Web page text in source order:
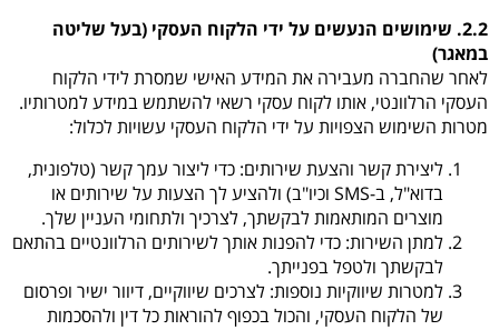
2.2. שימושים הנעשים על ידי הלקוח העסקי (בעל שליטה
במאגר)
לאחר שהחברה מעבירה את המידע האישי שמסרת לידי הלקוח
העסקי הרלוונטי, אותו לקוח עסקי רשאי להשתמש במידע למטרותיו.
מטרות השימוש הצפויות על ידי הלקוח העסקי עשויות לכלול:
ליצירת קשר והצעת שירותים: כדי ליצור עמך קשר (טלפונית,
בדוא"ל, ב-SMS וכיו"ב) ולהציע לך הצעות על שירותים או
מוצרים המותאמות לבקשתך, לצרכיך ולתחומי העניין שלך.
למתן השירות: כדי להפנות אותך לשירותים הרלוונטיים בהתאם
לבקשתך ולטפל בפנייתך.
למטרות שיווקיות נוספות: לצרכים שיווקיים, דיוור ישיר ופרסום
של הלקוח העסקי, והכול בכפוף להוראות כל דין ולהסכמות